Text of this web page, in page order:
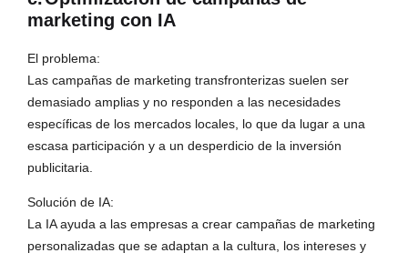
marketing con IA
El problema:
Las campañas de marketing transfronterizas suelen ser
demasiado amplias y no responden a las necesidades
específicas de los mercados locales, lo que da lugar a una
escasa participación y a un desperdicio de la inversión
publicitaria.
Solución de IA:
La IA ayuda a las empresas a crear campañas de marketing
personalizadas que se adaptan a la cultura, los intereses y